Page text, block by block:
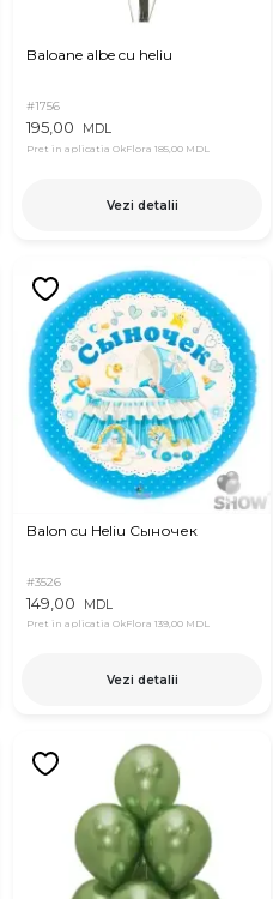
Baloane albe cu heliu
#1756
195,00 MDL
Pret in aplicatia OkFlora 185,00 MDL
Vezi detalii
Balon cu Heliu Сыночек
#3526
149,00 MDL
Pret in aplicatia OkFlora 139,00 MDL
Vezi detalii